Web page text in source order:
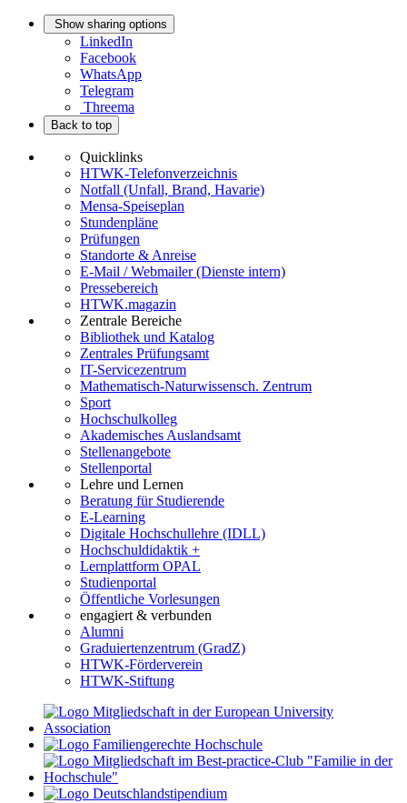
Show sharing options
LinkedIn
Facebook
WhatsApp
Telegram
Threema
Back to top
Quicklinks
HTWK-Telefonverzeichnis
Notfall (Unfall, Brand, Havarie)
Mensa-Speiseplan
Stundenpläne
Prüfungen
Standorte & Anreise
E-Mail / Webmailer (Dienste intern)
Pressebereich
HTWK.magazin
Zentrale Bereiche
Bibliothek und Katalog
Zentrales Prüfungsamt
IT-Servicezentrum
Mathematisch-Naturwissensch. Zentrum
Sport
Hochschulkolleg
Akademisches Auslandsamt
Stellenangebote
Stellenportal
Lehre und Lernen
Beratung für Studierende
E-Learning
Digitale Hochschullehre (IDLL)
Hochschuldidaktik +
Lernplattform OPAL
Studienportal
Öffentliche Vorlesungen
engagiert & verbunden
Alumni
Graduiertenzentrum (GradZ)
HTWK-Förderverein
HTWK-Stiftung